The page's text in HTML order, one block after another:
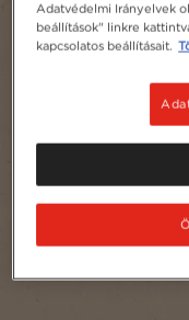
Adatvédelmi Irányelvek
beállítások" linkre
kapcsolatos beállításait.